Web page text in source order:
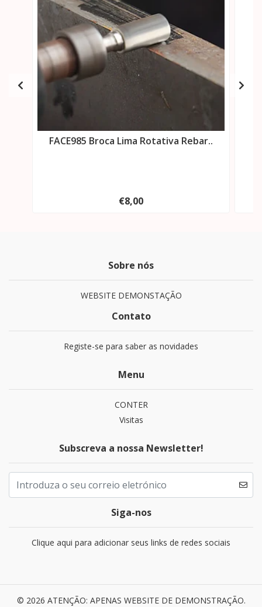
FACE985 Broca Lima Rotativa Rebar..
€8,00
Sobre nós
WEBSITE DEMONSTAÇÃO
Contato
Registe-se para saber as novidades
Menu
CONTER
Visitas
Subscreva a nossa Newsletter!
Siga-nos
Clique aqui para adicionar seus links de redes sociais
© 2026 ATENÇÃO: APENAS WEBSITE DE DEMONSTRAÇÃO.